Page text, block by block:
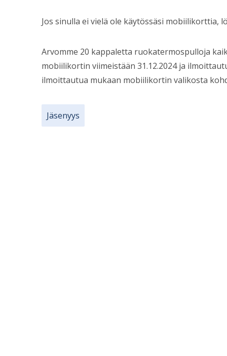
Jos sinulla ei vielä ole käytössäsi mobiilikorttia,
Arvomme 20 kappaletta ruokatermospulloja
mobiilikortin viimeistään 31.12.2024 ja
ilmoittautua mukaan mobiilikortin valikosta
Jäsenyys